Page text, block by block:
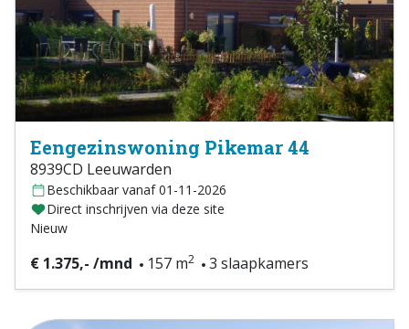
Eengezinswoning Pikemar 44
8939CD Leeuwarden
Beschikbaar vanaf 01-11-2026
Direct inschrijven via deze site
Nieuw
€ 1.375,- /mnd 157 m2 3 slaapkamers